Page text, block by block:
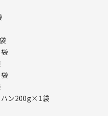
ハン200g×1袋